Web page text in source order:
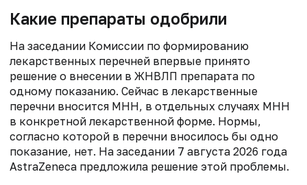
Какие препараты одобрили
На заседании Комиссии по формированию
лекарственных перечней впервые принято
решение о внесении в ЖНВЛП препарата по
одному показанию. Сейчас в лекарственные
перечни вносится МНН, в отдельных случаях МНН
в конкретной лекарственной форме. Нормы,
согласно которой в перечни вносилось бы одно
показание, нет. На заседании 7 августа 2026 года
AstraZeneca предложила решение этой проблемы.